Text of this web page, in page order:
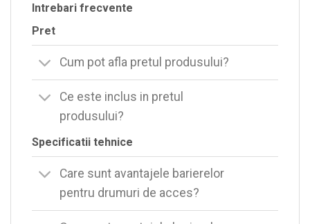
Intrebari frecvente
Pret
Cum pot afla pretul produsului?
Ce este inclus in pretul
produsului?
Specificatii tehnice
Care sunt avantajele barierelor
pentru drumuri de acces?